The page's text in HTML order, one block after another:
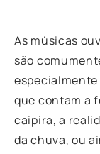
As músicas
são
especialmente
que contam a
caipira, a
da chuva, ou